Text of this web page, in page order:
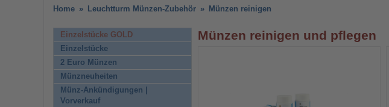
Home » Leuchtturm Münzen-Zubehör » Münzen reinigen
Münzen reinigen und pflegen
Einzelstücke GOLD
Einzelstücke
2 Euro Münzen
Münzneuheiten
Münz-Ankündigungen |
Vorverkauf